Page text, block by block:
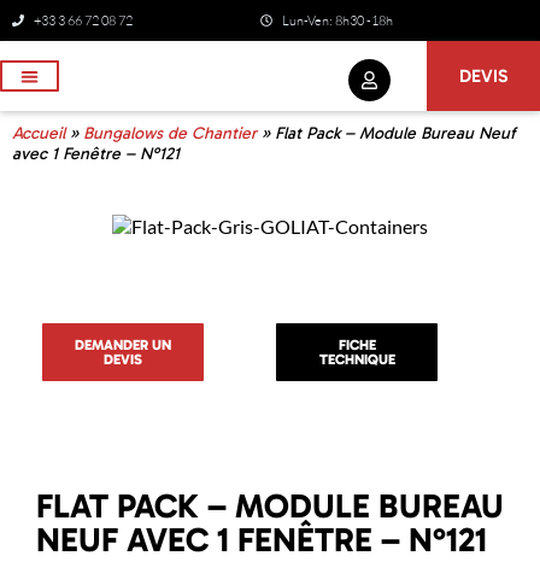
+33 3 66 72 08 72 Lun-Ven: 8h30 -18h
DEVIS
Accueil» Bungalows de Chantier» Flat Pack – Module Bureau Neuf
avec 1 Fenêtre – N°121
DEMANDER UN
DEVIS
FICHE
TECHNIQUE
FLAT PACK – MODULE BUREAU
NEUF AVEC 1 FENÊTRE – N°121